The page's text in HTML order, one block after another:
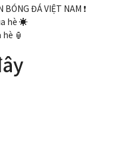
ĐÁ VIỆT NAM ❗
hè ☀️
🏮